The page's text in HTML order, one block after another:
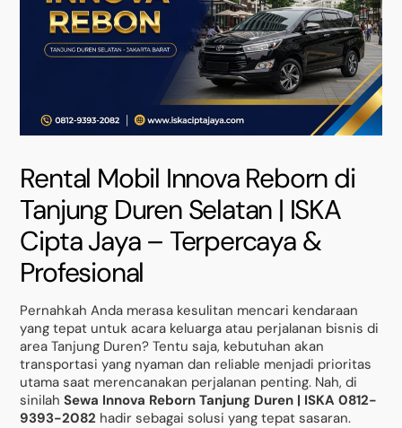
Rental Mobil Innova Reborn di
Tanjung Duren Selatan | ISKA
Cipta Jaya – Terpercaya &
Profesional
Pernahkah Anda merasa kesulitan mencari kendaraan
yang tepat untuk acara keluarga atau perjalanan bisnis di
area Tanjung Duren? Tentu saja, kebutuhan akan
transportasi yang nyaman dan reliable menjadi prioritas
utama saat merencanakan perjalanan penting. Nah, di
sinilah Sewa Innova Reborn Tanjung Duren | ISKA 0812-
9393-2082 hadir sebagai solusi yang tepat sasaran.